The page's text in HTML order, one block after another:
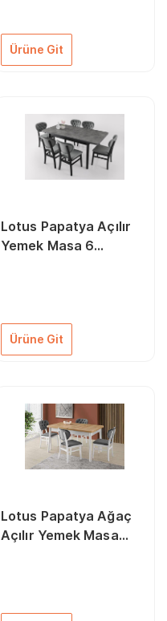
Ürüne Git
Lotus Papatya Açılır
Yemek Masa 6
Ürüne Git
Lotus Papatya Ağaç
Açılır Yemek Masa